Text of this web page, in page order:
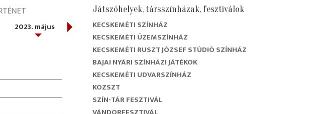
2023. május 2023. április 2023. március
Játszóhelyek, társszínházak, fesztiválok
KECSKEMÉTI SZÍNHÁZ
KECSKEMÉTI ÜZEMSZÍNHÁZ
KECSKEMÉTI RUSZT JÓZSEF STÚDIÓ SZÍNHÁZ
BAJAI NYÁRI SZÍNHÁZI JÁTÉKOK
KECSKEMÉTI UDVARSZÍNHÁZ
KOZSZT
SZÍN-TÁR FESZTIVÁL